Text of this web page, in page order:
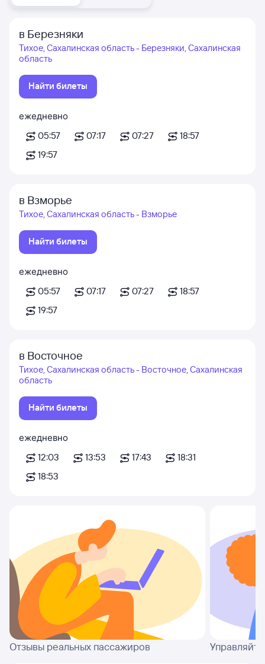
в Березняки
Тихое, Сахалинская область - Березняки, Сахалинская
область
Найти билеты
ежедневно
05:57
07:17 07:27
18:57
19:57
в Взморье
Тихое, Сахалинская область - Взморье
Найти билеты
ежедневно
05:57
07:17 07:27
18:57
19:57
в Восточное
Тихое, Сахалинская область - Восточное, Сахалинская
область
Найти билеты
ежедневно
12:03
13:53 17:43
18:31
18:53
Отзывы реальных пассажиров